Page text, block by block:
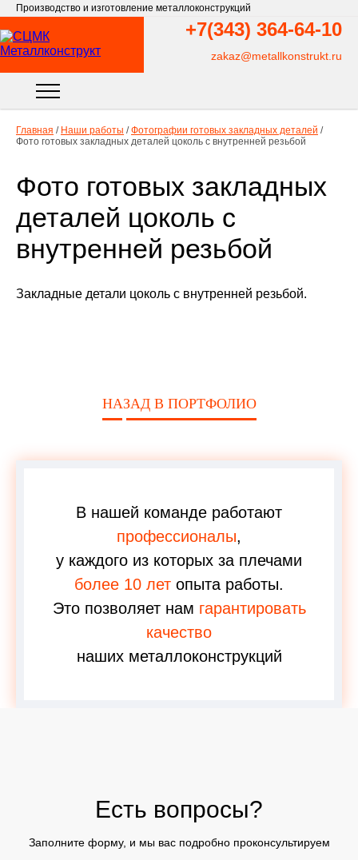
Производство и изготовление металлоконструкций
+7(343) 364-64-10
zakaz@metallkonstrukt.ru
Главная / Наши работы / Фотографии готовых закладных деталей /
Фото готовых закладных деталей цоколь с внутренней резьбой
Фото готовых закладных
деталей цоколь с
внутренней резьбой
Закладные детали цоколь с внутренней резьбой.
НАЗАД В ПОРТФОЛИО
В нашей команде работают
профессионалы,
у каждого из которых за плечами
более 10 лет опыта работы.
Это позволяет нам гарантировать
качество
наших металлоконструкций
Есть вопросы?
Заполните форму, и мы вас подробно проконсультируем